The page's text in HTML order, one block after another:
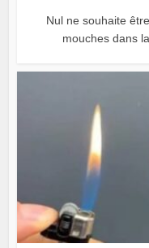
Nul ne souhaite
mouches dans